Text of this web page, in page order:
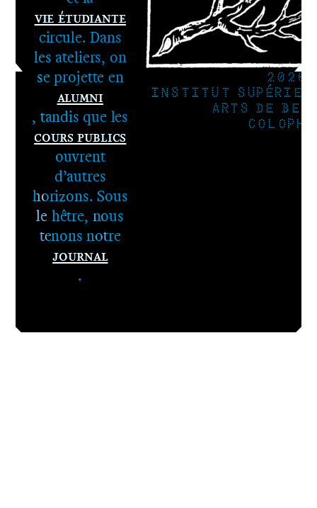
Vie étudiante
circule. Dans
les ateliers, on
se projette en
Alumni
, tandis que les
Cours publics
ouvrent
d’autres
horizons. Sous
le hêtre, nous
tenons notre
Journal
.
2026
INSTITUT
ARTS DE